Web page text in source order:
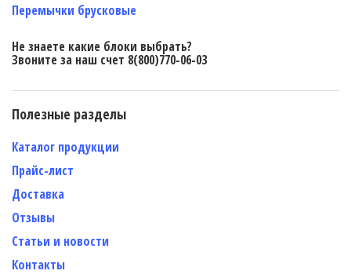
Перемычки брусковые
Не знаете какие блоки выбрать?
Звоните за наш счет 8(800)770-06-03
Полезные разделы
Каталог продукции
Прайс-лист
Доставка
Отзывы
Статьи и новости
Контакты